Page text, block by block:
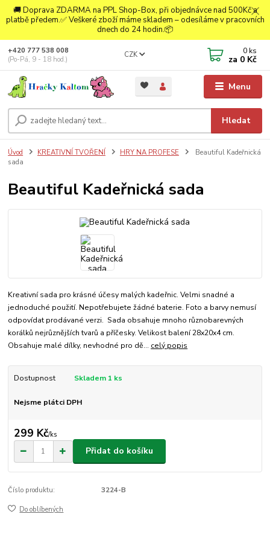
🚚 Doprava ZDARMA na PPL Shop-Box, při objednávce nad 500Kč a
platbě předem.✅ Veškeré zboží máme skladem – odesíláme v pracovních
dnech do 24 hodin.📦
Menu
CZK
Hledat
+420 777 538 008
(Po-Pá, 9 - 18 hod.)
0 ks
za 0 Kč
Úvod KREATIVNÍ TVOŘENÍ HRY NA PROFESE
Beautiful Kadeřnická
sada
Beautiful Kadeřnická sada
Kreativní sada pro krásné účesy malých kadeřnic. Velmi snadné a
jednoduché použití. Nepotřebujete žádné baterie. Foto a barvy nemusí
odpovídat prodávané verzi. Sada obsahuje mnoho různobarevných
korálků nejrůznějších tvarů a příčesky. Velikost balení 28x20x4 cm.
Obsahuje malé dílky, nevhodné pro dě... celý popis
Dostupnost Skladem 1 ks
Nejsme plátci DPH
299 Kč/ks
Přidat do košíku
Číslo produktu: 3224-B
Do oblíbených